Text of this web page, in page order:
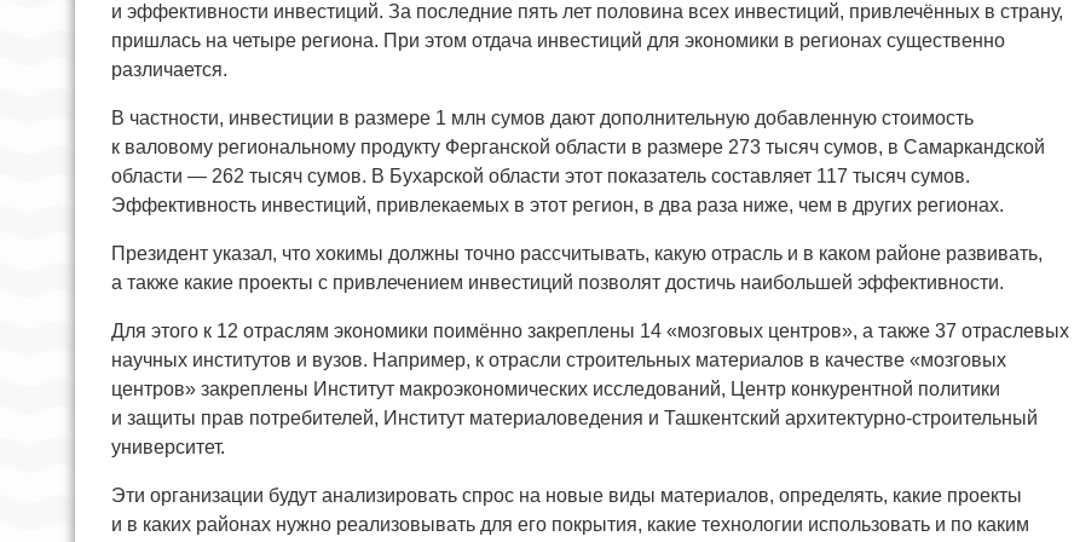
и эффективности инвестиций. За последние пять лет половина всех инвестиций, привлечённых в страну,
пришлась на четыре региона. При этом отдача инвестиций для экономики в регионах существенно
различается.
В частности, инвестиции в размере 1 млн сумов дают дополнительную добавленную стоимость
к валовому региональному продукту Ферганской области в размере 273 тысяч сумов, в Самаркандской
области — 262 тысяч сумов. В Бухарской области этот показатель составляет 117 тысяч сумов.
Эффективность инвестиций, привлекаемых в этот регион, в два раза ниже, чем в других регионах.
Президент указал, что хокимы должны точно рассчитывать, какую отрасль и в каком районе развивать,
а также какие проекты с привлечением инвестиций позволят достичь наибольшей эффективности.
Для этого к 12 отраслям экономики поимённо закреплены 14 «мозговых центров», а также 37 отраслевых
научных институтов и вузов. Например, к отрасли строительных материалов в качестве «мозговых
центров» закреплены Институт макроэкономических исследований, Центр конкурентной политики
и защиты прав потребителей, Институт материаловедения и Ташкентский архитектурно-строительный
университет.
Эти организации будут анализировать спрос на новые виды материалов, определять, какие проекты
и в каких районах нужно реализовывать для его покрытия, какие технологии использовать и по каким